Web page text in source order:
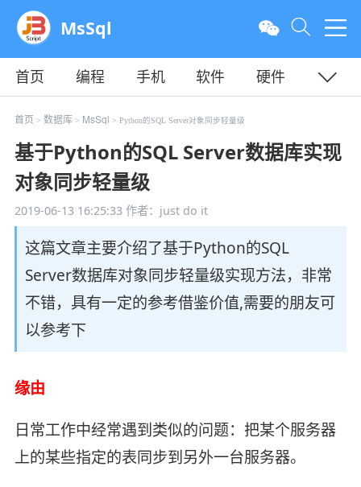
MsSql
首页 编程 手机 软件
硬件
教程
平面 服务器
首页 > 数据库> MsSql > Python的SQL Server对象同步轻量级
基于Python的SQL Server数据库实现
对象同步轻量级
2019-06-13 16:25:33作者：just do it
这篇文章主要介绍了基于Python的SQL
Server数据库对象同步轻量级实现方法，非常
不错，具有一定的参考借鉴价值,需要的朋友可
以参考下
缘由
日常工作中经常遇到类似的问题：把某个服务器
上的某些指定的表同步到另外一台服务器。